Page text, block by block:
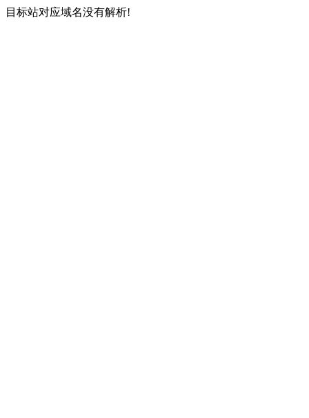
目标站对应域名没有解析!